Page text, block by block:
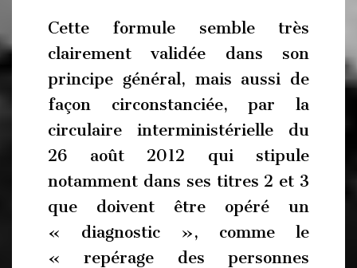
Cette formule semble très
clairement validée dans son
principe général, mais aussi de
façon circonstanciée, par la
circulaire interministérielle du
26 août 2012 qui stipule
notamment dans ses titres 2 et 3
que doivent être opéré un
« diagnostic », comme le
« repérage des personnes